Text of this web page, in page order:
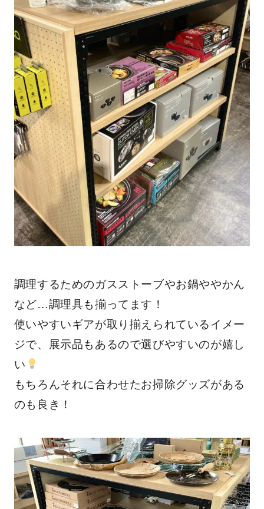
調理するためのガスストーブやお鍋ややかん
など…調理具も揃ってます！
使いやすいギアが取り揃えられているイメー
ジで、展示品もあるので選びやすいのが嬉し
い
もちろんそれに合わせたお掃除グッズがある
のも良き！